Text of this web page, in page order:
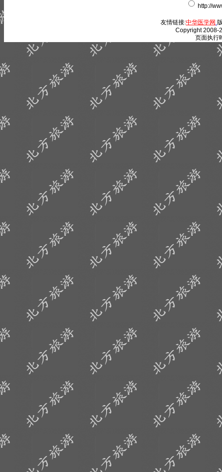
http://
友情链接:中华医学网
Copyright 2008-
页面执行